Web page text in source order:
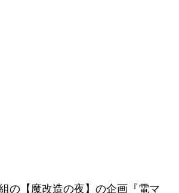
の【魔改造の夜】の企画『電マ